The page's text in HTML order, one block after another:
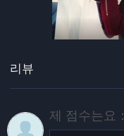
리뷰
제 점수는요：